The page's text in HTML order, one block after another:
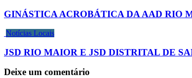
GINÁSTICA ACROBÁTICA DA AAD RIO
Notícias Locais
JSD RIO MAIOR E JSD DISTRITAL DE
Deixe um comentário